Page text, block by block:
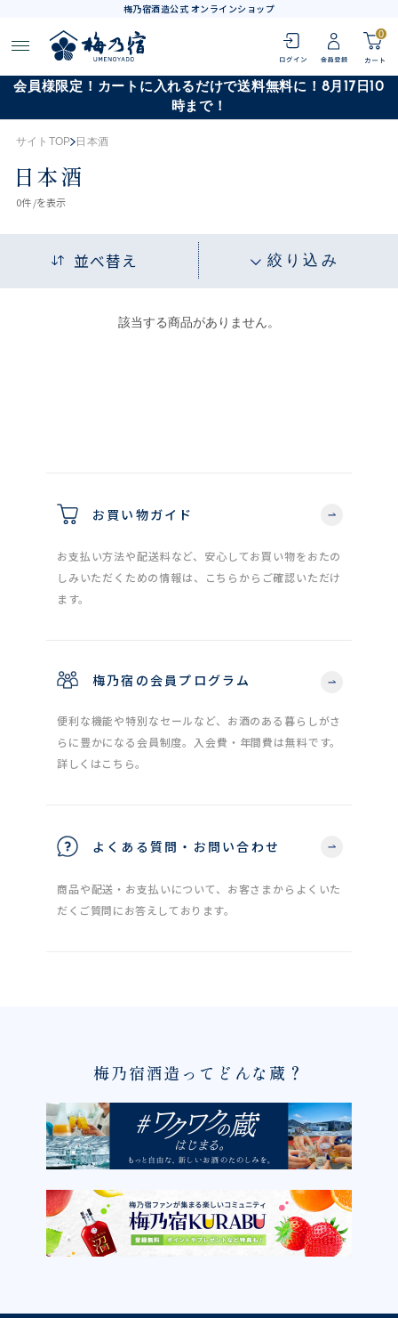
梅乃宿酒造公式 オンラインショップ
0
会員様限定！カートに入れるだけで送料無料に！8月17日10
時まで！
サイトTOP 日本酒
日本酒
0件 /を表示
並べ替え 絞り込み
該当する商品がありません。
お買い物ガイド
お支払い方法や配送料など、安心してお買い物をおたの
しみいただくための情報は、こちらからご確認いただけ
ます。
梅乃宿の会員プログラム
便利な機能や特別なセールなど、お酒のある暮らしがさ
らに豊かになる会員制度。入会費・年間費は無料です。
詳しくはこちら。
よくある質問・お問い合わせ
商品や配送・お支払いについて、お客さまからよくいた
だくご質問にお答えしております。
梅乃宿酒造ってどんな蔵？